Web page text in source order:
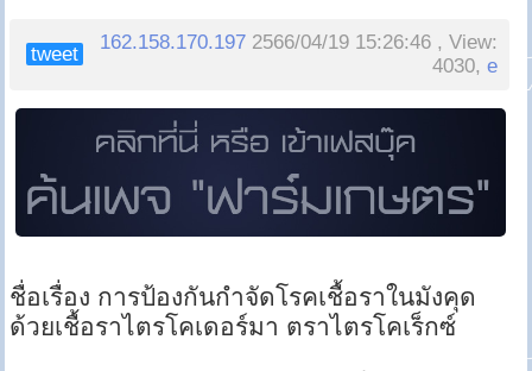
tweet
162.158.170.197 2566/04/19 15:26:46 , View:
4030,e
ชื่อเรื่อง การป้องกันกำจัดโรคเชื้อราในมังคุด
ด้วยเชื้อราไตรโคเดอร์มา ตราไตรโคเร็กซ์